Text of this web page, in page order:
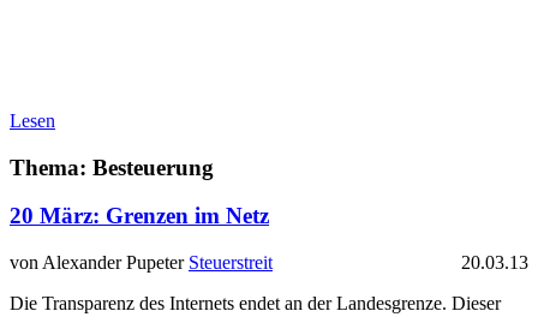
Lesen
Thema: Besteuerung
20 März: Grenzen im Netz
von Alexander Pupeter Steuerstreit
20.03.13
Die Transparenz des Internets endet an der Landesgrenze. Dieser